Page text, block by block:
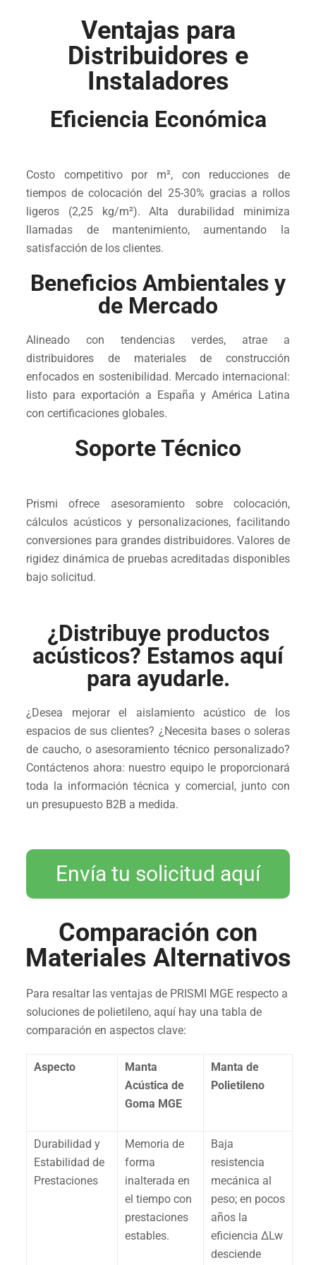
Ventajas para
Distribuidores e
Instaladores
Eficiencia Económica
Costo competitivo por m², con reducciones de
tiempos de colocación del 25-30% gracias a rollos
ligeros (2,25 kg/m²). Alta durabilidad minimiza
llamadas de mantenimiento, aumentando la
satisfacción de los clientes.
Beneficios Ambientales y
de Mercado
Alineado con tendencias verdes, atrae a
distribuidores de materiales de construcción
enfocados en sostenibilidad. Mercado internacional:
listo para exportación a España y América Latina
con certificaciones globales.
Soporte Técnico
Prismi ofrece asesoramiento sobre colocación,
cálculos acústicos y personalizaciones, facilitando
conversiones para grandes distribuidores. Valores de
rigidez dinámica de pruebas acreditadas disponibles
bajo solicitud.
¿Distribuye productos
acústicos? Estamos aquí
para ayudarle.
¿Desea mejorar el aislamiento acústico de los
espacios de sus clientes? ¿Necesita bases o soleras
de caucho, o asesoramiento técnico personalizado?
Contáctenos ahora: nuestro equipo le proporcionará
toda la información técnica y comercial, junto con
un presupuesto B2B a medida.
Envía tu solicitud aquí
Comparación con
Materiales Alternativos
Para resaltar las ventajas de PRISMI MGE respecto a
soluciones de polietileno, aquí hay una tabla de
comparación en aspectos clave:
Aspecto
Manta
Acústica de
Goma MGE
Manta de
Polietileno
Durabilidad y
Estabilidad de
Prestaciones
Memoria de
forma
inalterada en
el tiempo con
prestaciones
estables.
Baja
resistencia
mecánica al
peso; en pocos
años la
eficiencia ΔLw
desciende